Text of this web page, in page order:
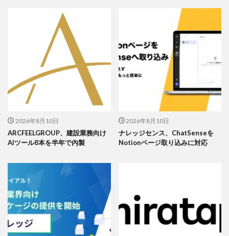
2026年8月10日
ARCFEELGROUP、建設業務向け
AIツール8本を半年で内製
2026年8月10日
ナレッジセンス、ChatSenseを
Notionページ取り込みに対応